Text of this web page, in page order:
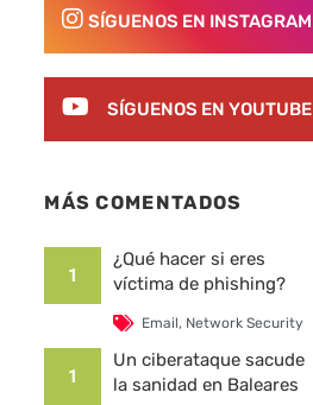
SÍGUENOS EN INSTAGRAM
SÍGUENOS EN YOUTUBE
MÁS COMENTADOS
1
¿Qué hacer si eres
víctima de phishing?
Email, Network Security
1
Un ciberataque sacude
la sanidad en Baleares